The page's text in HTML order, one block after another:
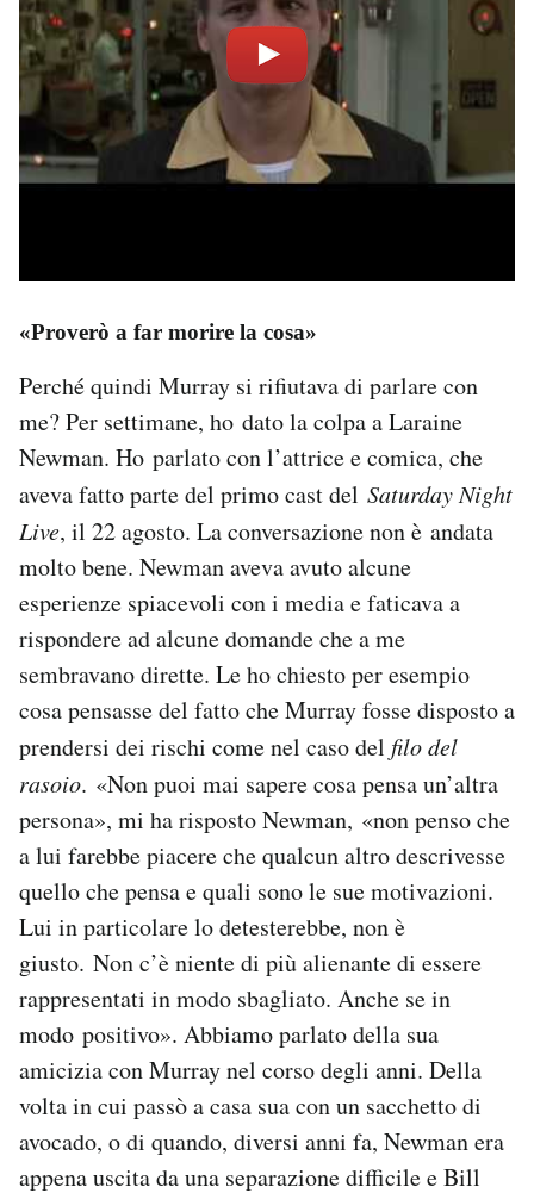
«Proverò a far morire la cosa»
Perché quindi Murray si rifiutava di parlare con
me? Per settimane, ho dato la colpa a Laraine
Newman. Ho parlato con l’attrice e comica, che
aveva fatto parte del primo cast del Saturday Night
Live, il 22 agosto. La conversazione non è andata
molto bene. Newman aveva avuto alcune
esperienze spiacevoli con i media e faticava a
rispondere ad alcune domande che a me
sembravano dirette. Le ho chiesto per esempio
cosa pensasse del fatto che Murray fosse disposto a
prendersi dei rischi come nel caso del filo del
rasoio. «Non puoi mai sapere cosa pensa un’altra
persona», mi ha risposto Newman, «non penso che
a lui farebbe piacere che qualcun altro descrivesse
quello che pensa e quali sono le sue motivazioni.
Lui in particolare lo detesterebbe, non è
giusto. Non c’è niente di più alienante di essere
rappresentati in modo sbagliato. Anche se in
modo positivo». Abbiamo parlato della sua
amicizia con Murray nel corso degli anni. Della
volta in cui passò a casa sua con un sacchetto di
avocado, o di quando, diversi anni fa, Newman era
appena uscita da una separazione difficile e Bill